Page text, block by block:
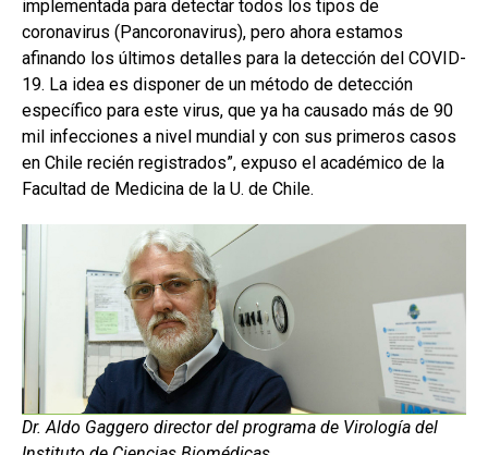
implementada para detectar todos los tipos de
coronavirus (Pancoronavirus), pero ahora estamos
afinando los últimos detalles para la detección del COVID-
19. La idea es disponer de un método de detección
específico para este virus, que ya ha causado más de 90
mil infecciones a nivel mundial y con sus primeros casos
en Chile recién registrados”, expuso el académico de la
Facultad de Medicina de la U. de Chile.
Dr. Aldo Gaggero director del programa de Virología del